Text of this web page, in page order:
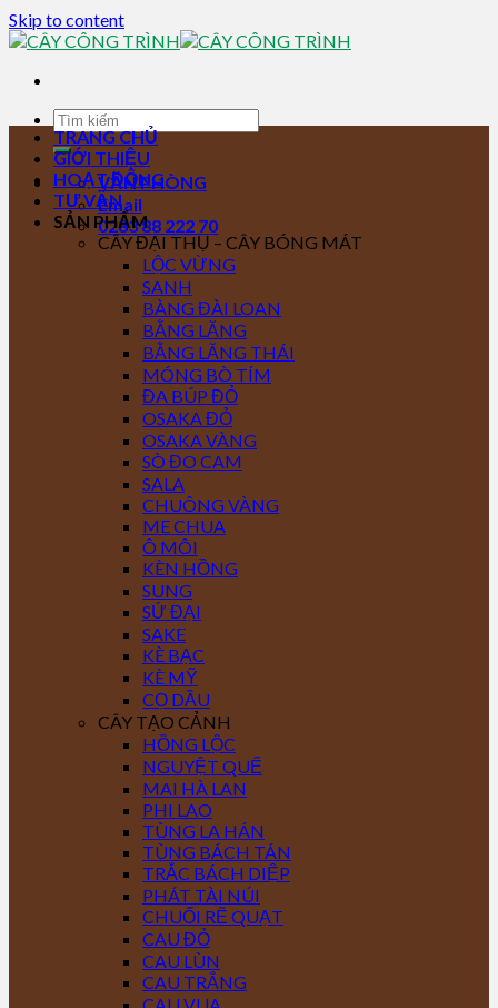
Skip to content
VĂN PHÒNG
Email
0283 88 222 70
TRANG CHỦ
GIỚI THIỆU
HOẠT ĐỘNG
TƯ VẤN
SẢN PHẨM
CÂY ĐẠI THỤ – CÂY BÓNG MÁT
LỘC VỪNG
SANH
BÀNG ĐÀI LOAN
BẰNG LĂNG
BẰNG LĂNG THÁI
MÓNG BÒ TÍM
ĐA BÚP ĐỎ
OSAKA ĐỎ
OSAKA VÀNG
SÒ ĐO CAM
SALA
CHUÔNG VÀNG
ME CHUA
Ô MÔI
KÈN HỒNG
SUNG
SỨ ĐẠI
SAKE
KÈ BẠC
KÈ MỸ
CỌ DẦU
CÂY TẠO CẢNH
HỒNG LỘC
NGUYỆT QUẾ
MAI HÀ LAN
PHI LAO
TÙNG LA HÁN
TÙNG BÁCH TÁN
TRẮC BÁCH DIỆP
PHÁT TÀI NÚI
CHUỐI RẼ QUẠT
CAU ĐỎ
CAU LÙN
CAU TRẮNG